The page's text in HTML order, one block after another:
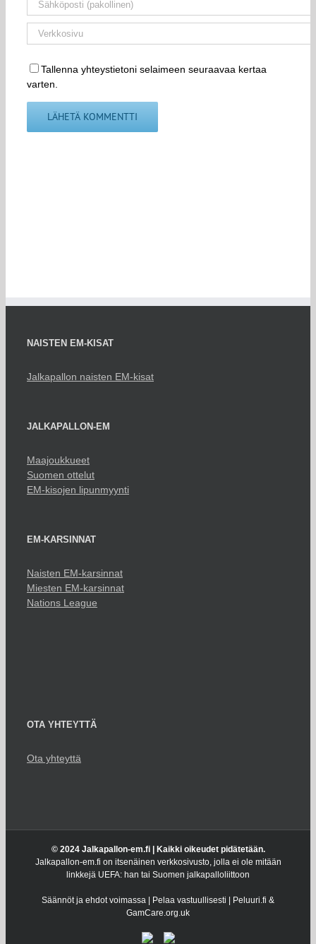
Tallenna yhteystietoni selaimeen seuraavaa kertaa
varten.
NAISTEN EM-KISAT
Jalkapallon naisten EM-kisat
JALKAPALLON-EM
Maajoukkueet
Suomen ottelut
EM-kisojen lipunmyynti
EM-KARSINNAT
Naisten EM-karsinnat
Miesten EM-karsinnat
Nations League
OTA YHTEYTTÄ
Ota yhteyttä
© 2024 Jalkapallon-em.fi | Kaikki oikeudet pidätetään.
Jalkapallon-em.fi on itsenäinen verkkosivusto, jolla ei ole mitään
linkkejä UEFA: han tai Suomen jalkapalloliittoon
Säännöt ja ehdot voimassa | Pelaa vastuullisesti | Peluuri.fi &
GamCare.org.uk